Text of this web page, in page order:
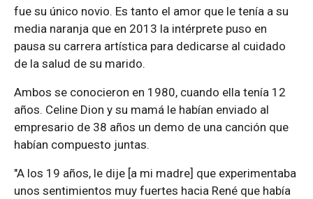
fue su único novio. Es tanto el amor que le tenía a su
media naranja que en 2013 la intérprete puso en
pausa su carrera artística para dedicarse al cuidado
de la salud de su marido.
Ambos se conocieron en 1980, cuando ella tenía 12
años. Celine Dion y su mamá le habían enviado al
empresario de 38 años un demo de una canción que
habían compuesto juntas.
"A los 19 años, le dije [a mi madre] que experimentaba
unos sentimientos muy fuertes hacia René que había